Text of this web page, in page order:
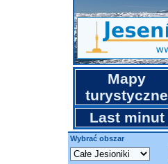
Mapy
turystyczne
Last minut
Wybrać obszar